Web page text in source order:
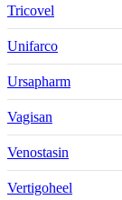
Tricovel
Unifarco
Ursapharm
Vagisan
Venostasin
Vertigoheel